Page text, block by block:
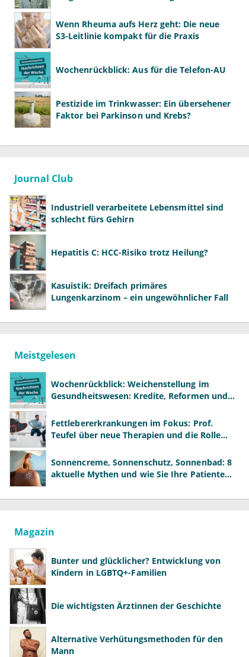
Wenn Rheuma aufs Herz geht: Die neue
S3-Leitlinie kompakt für die Praxis
Wochenrückblick: Aus für die Telefon-AU
Pestizide im Trinkwasser: Ein übersehener
Faktor bei Parkinson und Krebs?
Journal Club
Industriell verarbeitete Lebensmittel sind
schlecht fürs Gehirn
Hepatitis C: HCC-Risiko trotz Heilung?
Kasuistik: Dreifach primäres
Lungenkarzinom – ein ungewöhnlicher Fall
Meistgelesen
Wochenrückblick: Weichenstellung im
Gesundheitswesen: Kredite, Reformen und
Fettlebererkrankungen im Fokus: Prof.
Teufel über neue Therapien und die Rolle
Sonnencreme, Sonnenschutz, Sonnenbad: 8
aktuelle Mythen und wie Sie Ihre Patienten
Magazin
Bunter und glücklicher? Entwicklung von
Kindern in LGBTQ+-Familien
Die wichtigsten Ärztinnen der Geschichte
Alternative Verhütungsmethoden für den
Mann